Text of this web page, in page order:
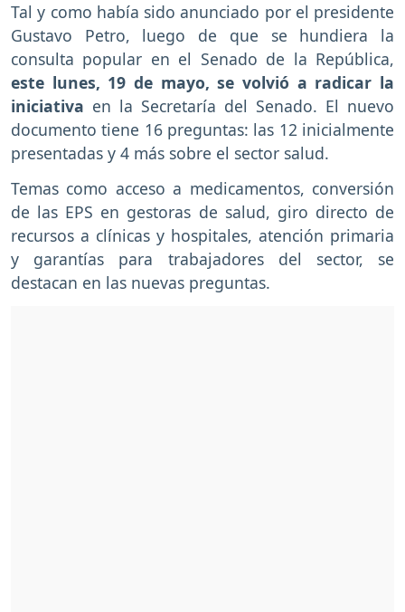
Tal y como había sido anunciado por el presidente
Gustavo Petro, luego de que se hundiera la
consulta popular en el Senado de la República,
este lunes, 19 de mayo, se volvió a radicar la
iniciativa en la Secretaría del Senado. El nuevo
documento tiene 16 preguntas: las 12 inicialmente
presentadas y 4 más sobre el sector salud.
Temas como acceso a medicamentos, conversión
de las EPS en gestoras de salud, giro directo de
recursos a clínicas y hospitales, atención primaria
y garantías para trabajadores del sector, se
destacan en las nuevas preguntas.